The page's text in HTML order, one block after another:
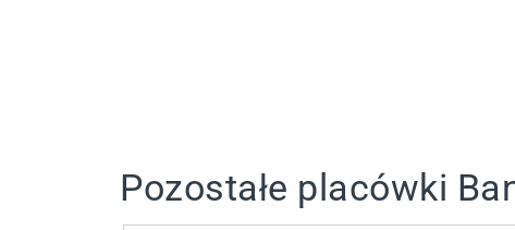
Pozostałe placówki